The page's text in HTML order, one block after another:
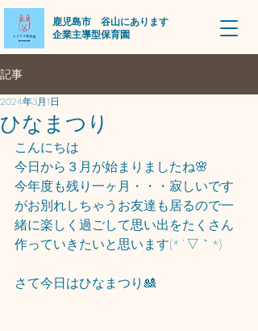
​鹿児島市 谷山にあります
企業主導型保育園
記事
ひなまつり
2024年3月1日
こんにちは
今日から３月が始まりましたね🌸
今年度も残り一ヶ月・・・寂しいです
がお別れしちゃうお友達も居るので一
緒に楽しく過ごして思い出をたくさん
作っていきたいと思います(*´▽｀*)
さて今日はひなまつり🎎